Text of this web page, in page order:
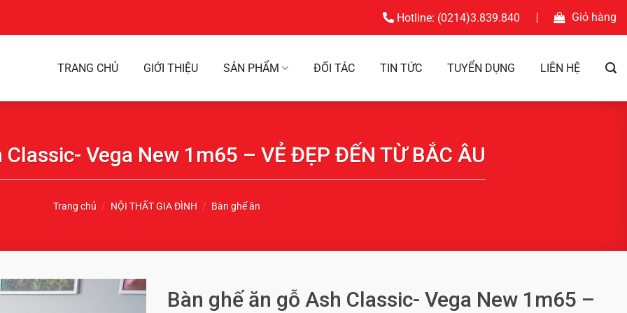
Hotline: (0214)3.839.840 Giỏ hàng
TRANG CHỦ GIỚI THIỆU SẢN PHẨM ĐỐI TÁC TIN TỨC TUYỂN DỤNG LIÊN HỆ
Vega New 1m65 – VẺ ĐẸP ĐẾN TỪ BẮC ÂU
Trang chủ / NỘI THẤT GIA ĐÌNH / Bàn ghế ăn
Bàn ghế ăn gỗ Ash Classic- Vega New 1m65 –